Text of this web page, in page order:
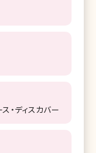
ス・ディスカバー